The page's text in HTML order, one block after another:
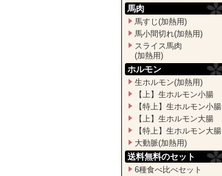
馬肉
馬すじ(加熱用)
馬小間切れ(加熱用)
スライス馬肉
(加熱用)
ホルモン
生ホルモン(加熱用)
【上】生ホルモン小腸
【特上】生ホルモン小腸
【上】生ホルモン大腸
【特上】生ホルモン大腸
大動脈(加熱用)
送料無料のセット
6種食べ比べセット